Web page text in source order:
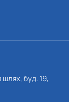
шлях, буд. 19,